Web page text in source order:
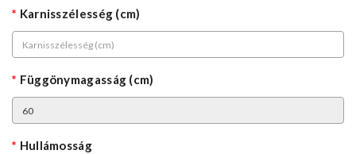
Karnisszélesség (cm)
Függönymagasság (cm)
Hullámosság